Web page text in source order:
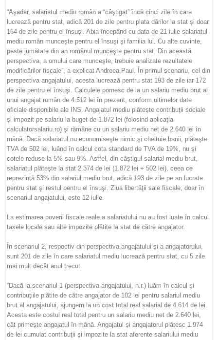
“Aşadar, salariatul mediu român a “câştigat” încă cinci zile în care
lucrează pentru stat, adică 201 de zile pentru plata dărilor la stat şi doar
164 de zile pentru el însuşi. Abia începând cu data de 21 iulie salariatul
mediu român munceşte pentru el însuşi şi familia lui. Cu alte cuvinte,
peste jumătate din an românul munceşte pentru stat. Din această
perspectiva, a omului care munceşte, trebuie analizate rezultatele
modificărilor fiscale”, a explicat Andreea Paul. În primul scenariu, cel din
perspectiva angajatului, acesta lucrează pentru stat 193 de zile iar 172
de zile pentru el însuşi. Calculele pornesc de la un salariu mediu brut al
unui angajat român de 4.512 lei în prezent, conform ultimelor date
oficiale disponibile ale INS. Angajatul mediu plăteşte contribuţii sociale
şi impozit pe salariu la buget de 1.872 lei (folosind aplicaţia
calculatorsalariu.ro) şi rămâne cu un salariu mediu net de 2.640 lei în
mână. Dacă salariatul nu economiseşte nimic şi cheltuie banii, plăteşte
TVA de 502 lei, luând în calcul cota standard de TVA de 19%, nu şi
cotele reduse la 5% sau 9%. Astfel, din câştigul salarial mediu brut,
salariatul plăteşte la stat 2.374 de lei (1.872 lei + 502 lei), ceea ce
reprezintă 53% din salariul mediu brut, adică 193 de zile pe an lucrate
pentru stat şi restul pentru el însuşi. Ziua libertăţii sale fiscale, doar în
scenariul angajatului, este 12 iulie.
La estimarea poverii fiscale reale a salariatului nu au fost luate în calcul
taxele locale sau alte impozite plătite la stat de către angajator.
În scenariul 2, respectiv din perspectiva angajatului şi a angajatorului,
sunt 201 de zile în care salariatul mediu lucrează pentru stat, cu 5 zile
mai mult decât anul trecut.
“Dacă la scenariul 1 (perspectiva angajatului, n.r.) luăm în calcul şi
contribuţiile plătite de către angajator de 102 lei pentru salariul mediu
brut al angajatului, ajungem la un cost total real salarial de 4.614 de lei.
Acesta este costul real total pentru un salariu mediu net de 2.640 lei,
cât primeşte angajatul în mână. Angajatul şi angajatorul plătesc 1.974
de lei cumulat contribuţii şi impozite la stat aferente salariului mediu